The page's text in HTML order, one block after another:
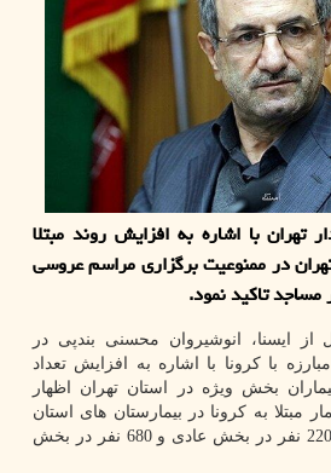
تهران با اشاره به افزایش روند مبتلا
در ممنوعیت برگزاری مراسم عروسی
مساجد تاكید نمود.
ایسنا، انوشیروان محسنی بندپی در
با کرونا با اشاره به افزایش تعداد
بخش ویژه در استان تهران اظهار
هم اکنون 3100 بیمار مبتلا به کرونا در بیمارستان های استان
تهران بستری هستند که 2200 نفر در بخش عادی و 680 نفر در بخش